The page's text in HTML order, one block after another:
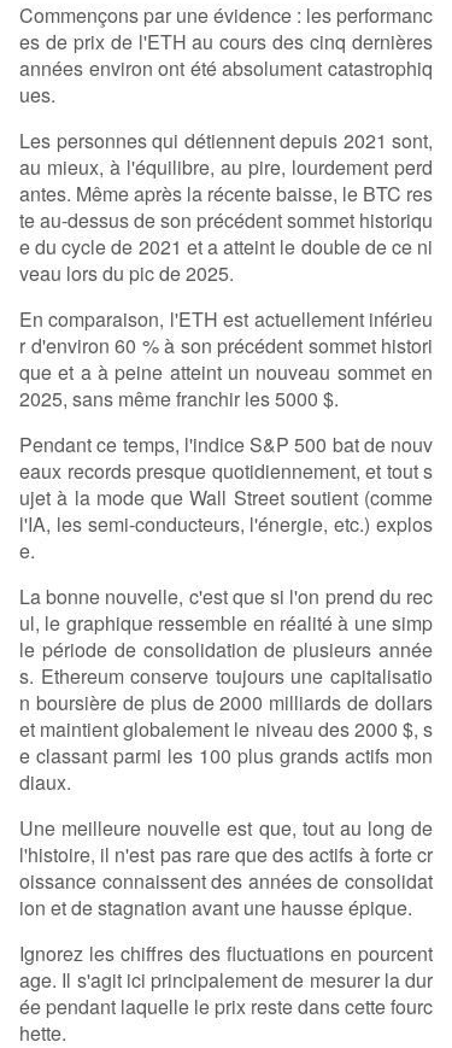
Commençons par une évidence : les performanc
es de prix de l'ETH au cours des cinq dernières
années environ ont été absolument catastrophiq
ues.
Les personnes qui détiennent depuis 2021 sont,
au mieux, à l'équilibre, au pire, lourdement perd
antes. Même après la récente baisse, le BTC res
te au-dessus de son précédent sommet historiqu
e du cycle de 2021 et a atteint le double de ce ni
veau lors du pic de 2025.
En comparaison, l'ETH est actuellement inférieu
r d'environ 60 % à son précédent sommet histori
que et a à peine atteint un nouveau sommet en
2025, sans même franchir les 5000 $.
Pendant ce temps, l'indice S&P 500 bat de nouv
eaux records presque quotidiennement, et tout s
ujet à la mode que Wall Street soutient (comme
l'IA, les semi-conducteurs, l'énergie, etc.) explos
e.
La bonne nouvelle, c'est que si l'on prend du rec
ul, le graphique ressemble en réalité à une simp
le période de consolidation de plusieurs année
s. Ethereum conserve toujours une capitalisatio
n boursière de plus de 2000 milliards de dollars
et maintient globalement le niveau des 2000 $, s
e classant parmi les 100 plus grands actifs mon
diaux.
Une meilleure nouvelle est que, tout au long de
l'histoire, il n'est pas rare que des actifs à forte cr
oissance connaissent des années de consolidat
ion et de stagnation avant une hausse épique.
Ignorez les chiffres des fluctuations en pourcent
age. Il s'agit ici principalement de mesurer la dur
ée pendant laquelle le prix reste dans cette fourc
hette.